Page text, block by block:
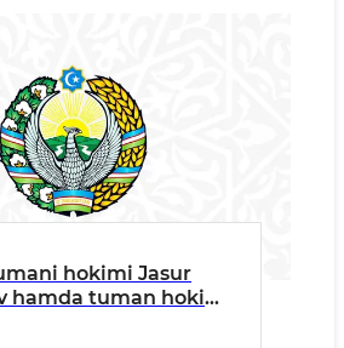
hokimi Jasur
hamda tuman hokimi